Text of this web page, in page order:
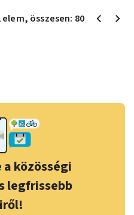
elem, összesen: 80
közösségi
legfrissebb